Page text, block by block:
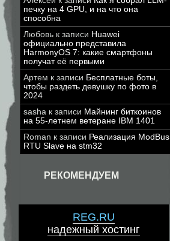
печку на 4 GPU, и на что она
способна
Любовь к записи Huawei
официально представила
HarmonyOS 7: какие смартфоны
получат её первыми
Артем к записи Бесплатные боты,
чтобы раздеть девушку по фото в
2024
sasha к записи Майнинг биткоинов
на 55-летнем ветеране IBM 1401
Roman к записи Реализация ModBus
RTU Slave на stm32
РЕКОМЕНДУЕМ
REG.RU
надежный хостинг